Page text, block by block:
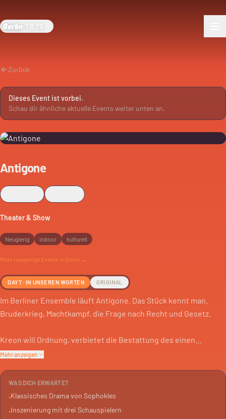
Berlin 18:19
Zurück
Dieses Event ist vorbei.
Schau dir ähnliche aktuelle Events weiter unten an.
Antigone
Theater & Show
Neugierig indoor kulturell
Mehr neugierige Events in Berlin →
DAYT · IN UNSEREN WORTEN ORIGINAL
Im Berliner Ensemble läuft Antigone. Das Stück kennt man.
Bruderkrieg, Machtkampf, die Frage nach Recht und Gesetz.
Kreon will Ordnung, verbietet die Bestattung des einen
Bruders. Antigone hält sich nicht dran. Sie beruft sich auf
ist.
Regisseur Johan Simons inszeniert das Stück mit nur drei
Mehr anzeigen
WAS DICH ERWARTET
•Klassisches Drama von Sophokles
•Inszenierung mit drei Schauspielern